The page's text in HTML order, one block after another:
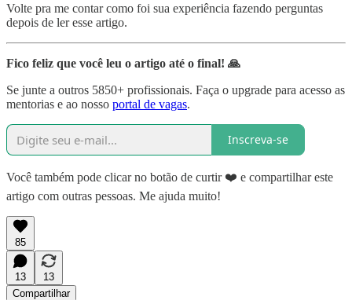
Volte pra me contar como foi sua experiência fazendo perguntas
depois de ler esse artigo.
Fico feliz que você leu o artigo até o final! 🙏
Se junte a outros 5850+ profissionais. Faça o upgrade para acesso as
mentorias e ao nosso portal de vagas.
Inscreva-se
Você também pode clicar no botão de curtir ❤️ e compartilhar este
artigo com outras pessoas. Me ajuda muito!
85
13
13
Compartilhar